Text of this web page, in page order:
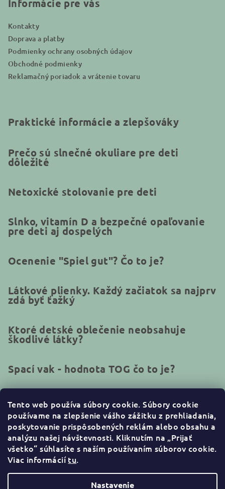
Tento web používa súbory cookie.Súbory cookie
používame na zlepšenie vášho zážitku z prehliadania,
poskytovanie prispôsobených reklám alebo obsahu a
analýzu našej návštevnosti. Kliknutím na „Prijať
všetko“ súhlasíte s naším používaním súborov cookie.
Viac informáciítu.
Nastavenie
Informácie pre vás
Kontakty
Doprava a platby
Podmienky ochrany osobných údajov
Obchodné podmienky
Reklamačný poriadok a vrátenie tovaru
Praktické informácie a zlepšováky
Prečo sú slnečné okuliare pre deti
dôležité
Netoxické stolovanie pre deti
Slnko, vitamín D a bezpečné opaľovanie
pre deti aj dospelých
Ocenenie "Spiel gut"? Čo to je?
Látkové plienky. Každý začiatok sa najprv
zdá byť ťažký
Ktoré detské oblečenie neobsahuje
škodlivé látky?
Spací vak - hodnota TOG čo to je?
Kontakt
info@naturakid.sk
+421944638380